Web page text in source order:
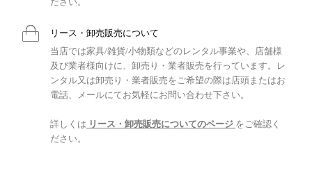
リース・卸売販売について
当店では家具/雑貨/小物類などのレンタル事業や、店舗様
及び業者様向けに、卸売り・業者販売を行っています。レ
ンタル又は卸売り・業者販売をご希望の際は店頭またはお
電話、メールにてお気軽にお問い合わせ下さい。
詳しくは リース・卸売販売についてのページ をご確認く
ださい。